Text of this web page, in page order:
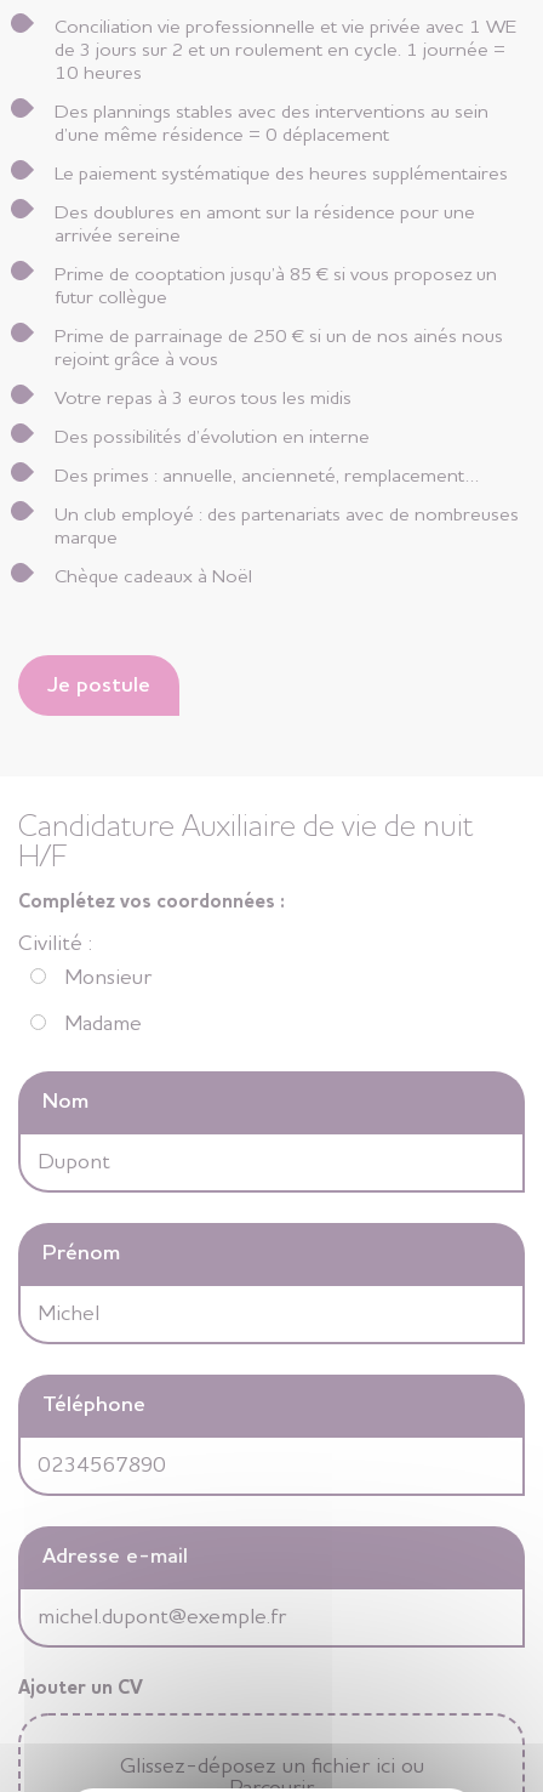
Conciliation vie professionnelle et vie privée avec 1 WE
de 3 jours sur 2 et un roulement en cycle. 1 journée =
10 heures
Des plannings stables avec des interventions au sein
d’une même résidence = 0 déplacement
Le paiement systématique des heures supplémentaires
Des doublures en amont sur la résidence pour une
arrivée sereine
Prime de cooptation jusqu’à 85 € si vous proposez un
futur collègue
Prime de parrainage de 250 € si un de nos ainés nous
rejoint grâce à vous
Votre repas à 3 euros tous les midis
Des possibilités d’évolution en interne
Des primes : annuelle, ancienneté, remplacement…
Un club employé : des partenariats avec de nombreuses
marque
Chèque cadeaux à Noël
Je postule
Candidature Auxiliaire de vie de nuit
H/F
Complétez vos coordonnées :
Civilité :
Monsieur
Madame
Nom
Prénom
Téléphone
Adresse e-mail
Ajouter un CV
Glissez-déposez un fichier ici ou